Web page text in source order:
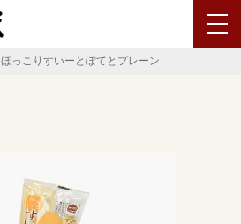
ほっこりすいーとぽてとプレーン